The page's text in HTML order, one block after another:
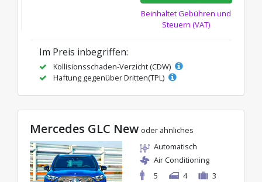
Beinhaltet Gebühren und
Steuern (VAT)
Im Preis inbegriffen:
Kollisionsschaden-Verzicht (CDW)
Haftung gegenüber Dritten(TPL)
Mercedes GLC New oder ähnliches
Automatisch
Air Conditioning
5
4 3